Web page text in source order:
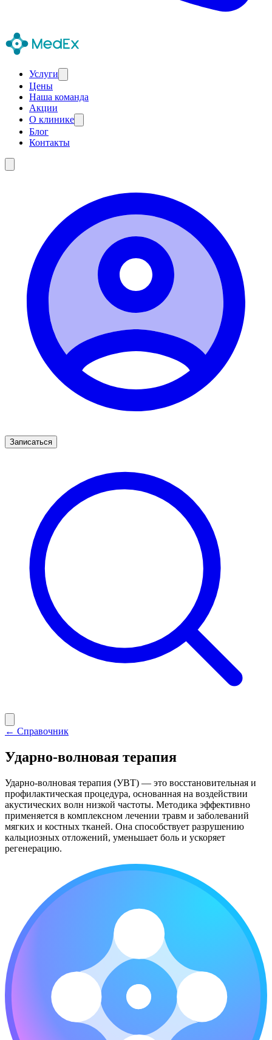
Услуги
Цены
Наша команда
Акции
О клинике
Блог
Контакты
Записаться
← Справочник
Ударно-волновая терапия
Ударно-волновая терапия (УВТ) — это восстановительная и
профилактическая процедура, основанная на воздействии
акустических волн низкой частоты. Методика эффективно
применяется в комплексном лечении травм и заболеваний
мягких и костных тканей. Она способствует разрушению
кальциозных отложений, уменьшает боль и ускоряет
регенерацию.